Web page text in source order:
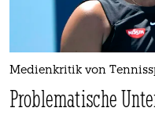
Medienkritik von
Problematische